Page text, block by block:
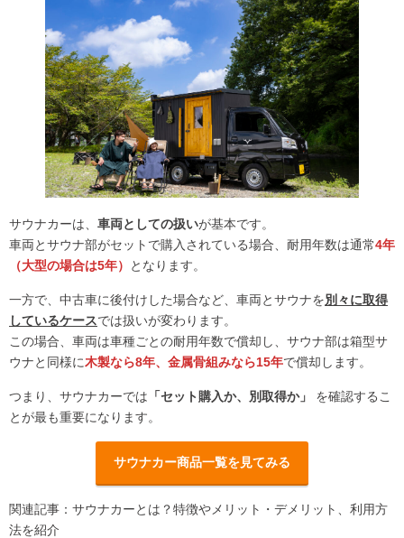
サウナカーは、 車両としての扱いが基本です。
車両とサウナ部がセットで購入されている場合、耐用年数は通常4年
（大型の場合は5年）
となります。
一方で、中古車に後付けした場合など、車両とサウナを別々に取得
しているケースでは扱いが変わります。
この場合、車両は車種ごとの耐用年数で償却し、サウナ部は箱型サ
ウナと同様に木製なら8年、金属骨組みなら15年で償却します。
つまり、サウナカーでは 「セット購入か、別取得か」
を確認するこ
とが最も重要になります。
サウナカー商品一覧を見てみる
関連記事： サウナカーとは？特徴やメリット・デメリット、利用方
法を紹介